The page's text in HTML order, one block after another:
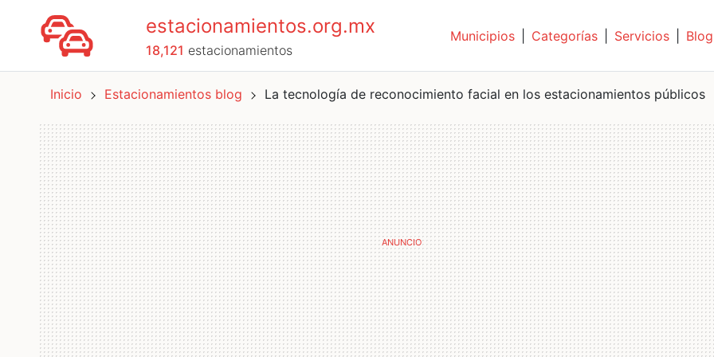
estacionamientos.org.mx
18,121 estacionamientos
Municipios Categorías Servicios Blog
Inicio Estacionamientos blog La tecnología de reconocimiento facial en los estacionamientos públicos